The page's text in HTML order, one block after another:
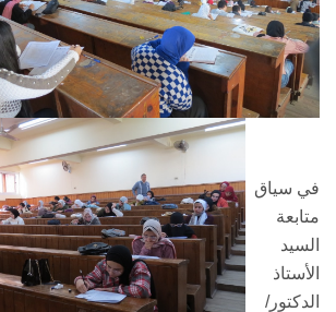
في سياق
متابعة
السيد
الأستاذ
الدكتور/